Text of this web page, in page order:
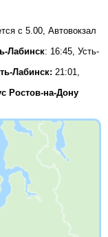
с 5.00, Автовокзал
Лабинск: 16:45, Усть-
Лабинск: 21:01,
Ростов-на-Дону